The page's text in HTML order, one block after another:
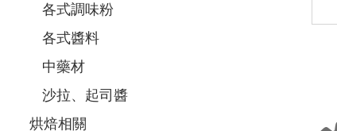
各式調味粉
各式醬料
中藥材
沙拉、起司醬
烘焙相關